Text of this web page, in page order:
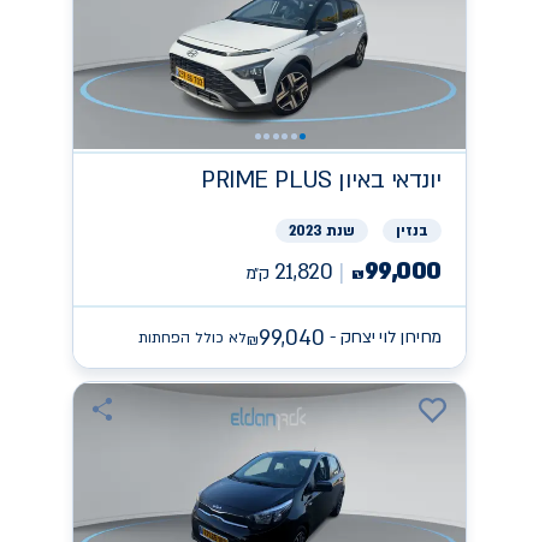
יונדאי PRIME PLUS באיון
בנזין שנת 2023
₪99,000
21,820 ק״מ
מחירון לוי יצחק - ₪99,040 לא כולל הפחתות